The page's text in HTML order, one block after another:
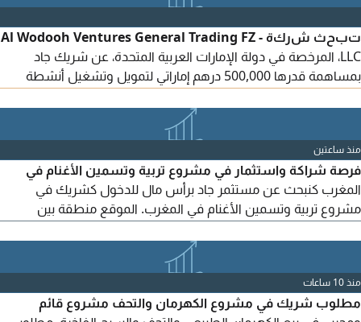
تبحث شركة Al Wodooh Ventures General Trading FZ -
LLC، المرخصة في دولة الإمارات العربية المتحدة، عن شريك جاد
بمساهمة قدرها 500,000 درهم إماراتي لتمويل وتشغيل أنشطة
التمويل للاستيراد، وشراء المخزون، والتوزيع، والتوسع في السوق
الإماراتي. لمناقشة تفاصيل الاستثمار، تواصل معنا.
منذ ساعتين
فرصة شراكة واستثمار في مشروع تربية وتسمين الأغنام في
المغرب كنبحث عن مستثمر جاد برأس مال للدخول كشريك في
مشروع تربية وتسمين الأغنام في المغرب. الموقع منطقة بين
لإيواء الأغنام الماء متوفر النشاط شراء وتسمين الأغنام واعادة بيعها
الهدف تحقيق أرباح وتطوير المشروع وتكبير القطيع تدريجيا
منذ 10 ساعات
مطلوب شريك في مشروع الكهرمان والتحف مشروع قائم